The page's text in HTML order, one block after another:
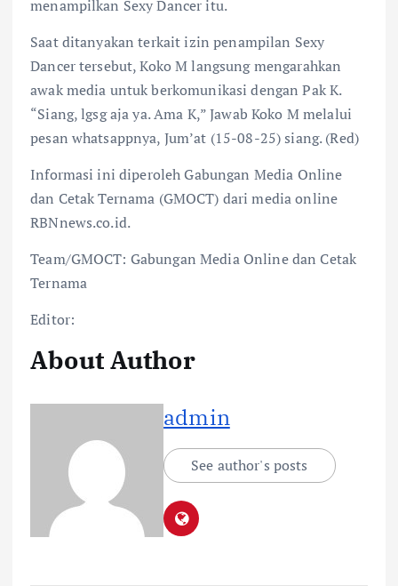
menampilkan Sexy Dancer itu.
Saat ditanyakan terkait izin penampilan Sexy
Dancer tersebut, Koko M langsung mengarahkan
awak media untuk berkomunikasi dengan Pak K.
“Siang, lgsg aja ya. Ama K,” Jawab Koko M melalui
pesan whatsappnya, Jum’at (15-08-25) siang. (Red)
Informasi ini diperoleh Gabungan Media Online
dan Cetak Ternama (GMOCT) dari media online
RBNnews.co.id.
Team/GMOCT: Gabungan Media Online dan Cetak
Ternama
Editor:
About Author
admin
See author's posts